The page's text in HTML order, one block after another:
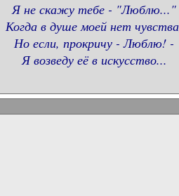
Я не скажу тебе - "Люблю..."
Когда в душе моей нет
Но если, прокричу - Люблю! -
Я возведу её в искусство...